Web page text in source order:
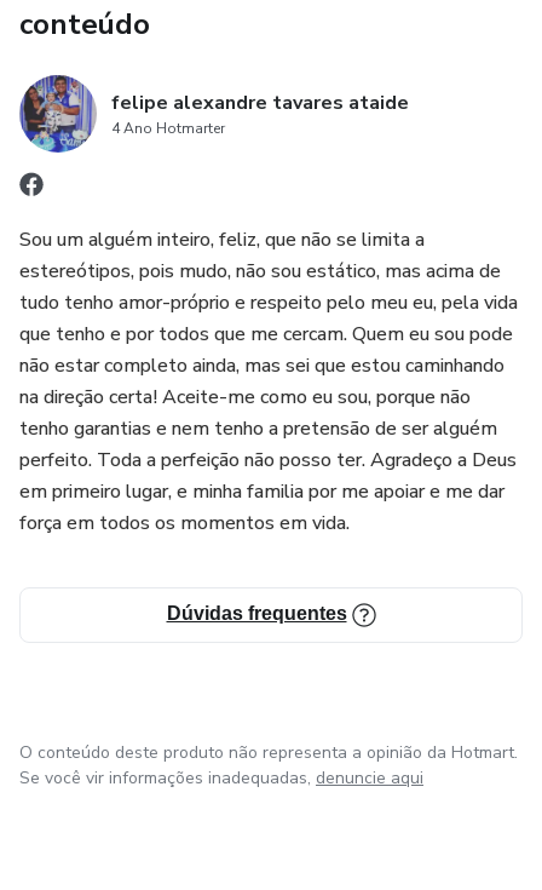
conteúdo
felipe alexandre tavares ataide
4 Ano Hotmarter
Sou um alguém inteiro, feliz, que não se limita a
estereótipos, pois mudo, não sou estático, mas acima de
tudo tenho amor-próprio e respeito pelo meu eu, pela vida
que tenho e por todos que me cercam. Quem eu sou pode
não estar completo ainda, mas sei que estou caminhando
na direção certa! Aceite-me como eu sou, porque não
tenho garantias e nem tenho a pretensão de ser alguém
perfeito. Toda a perfeição não posso ter. Agradeço a Deus
em primeiro lugar, e minha familia por me apoiar e me dar
força em todos os momentos em vida.
Dúvidas frequentes
O conteúdo deste produto não representa a opinião da Hotmart.
Se você vir informações inadequadas, denuncie aqui